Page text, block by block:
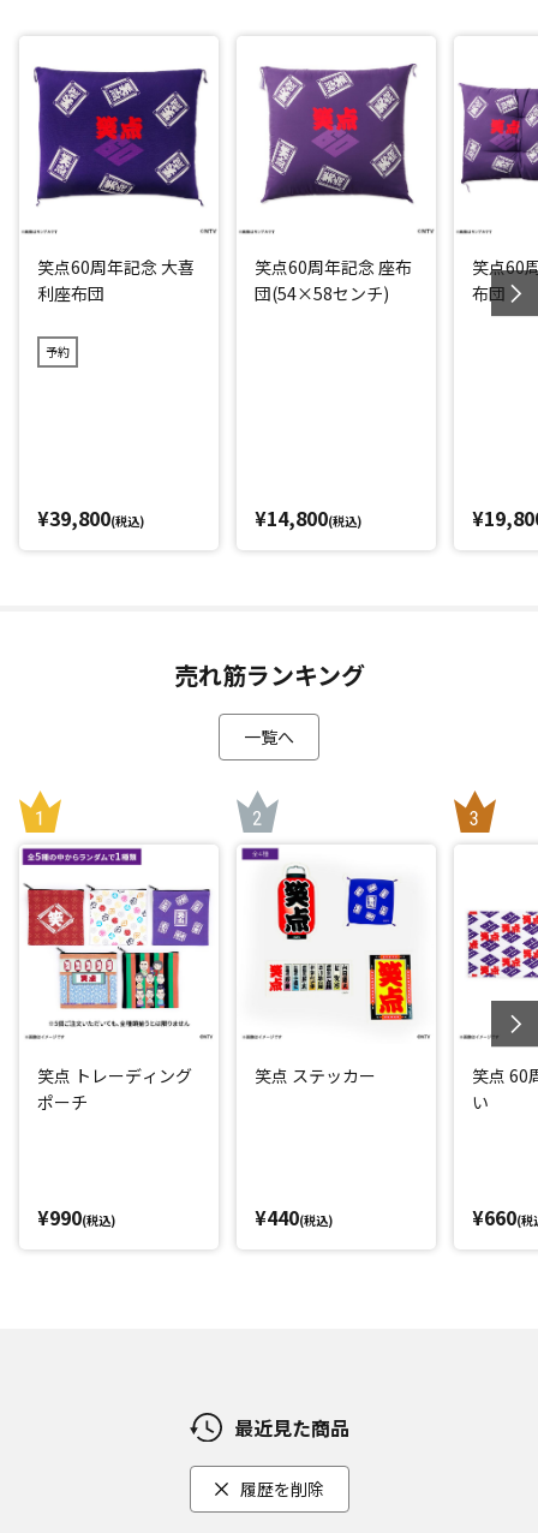
笑点60周年記念 大喜
利座布団
予約
¥39,800(税込)
笑点60周年記念 座布
団(54×58センチ)
¥14,800(税込)
笑点60
布団
売れ筋ランキング
一覧へ
笑点 トレーディング
ポーチ
¥990(税込)
笑点 ステッカー
¥440(税込)
笑点 60
い
¥660(税
最近見た商品
履歴を削除